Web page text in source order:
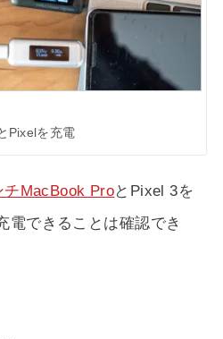
Pixelを充電
チMacBook ProとPixel 3を
電できることは確認でき